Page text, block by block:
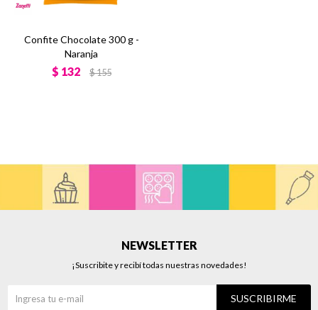
Confite Chocolate 300 g -
Naranja
$ 132 $155
NEWSLETTER
¡Suscribite y recibí todas nuestras novedades!
SUSCRIBIRME